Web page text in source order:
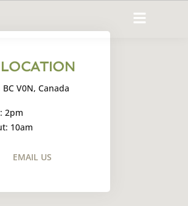
V0N, Canada
2pm
10am
EMAIL US